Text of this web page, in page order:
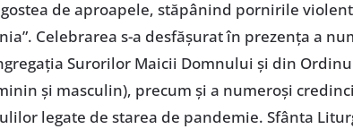
de aproapele, stăpânind pornirile
Celebrarea s-a desfășurat în prezența a
Surorilor Maicii Domnului și din
și masculin), precum și a numeroși
legate de starea de pandemie. Sfânta